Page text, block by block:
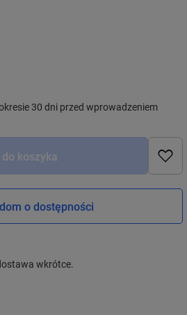
30 dni przed wprowadzeniem
koszyka
o dostępności
wkrótce